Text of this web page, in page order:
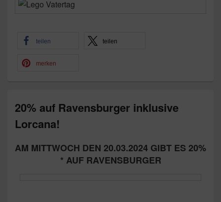
teilen teilen
merken
20% auf Ravensburger inklusive
Lorcana!
AM MITTWOCH DEN 20.03.2024 GIBT ES 20%
* AUF RAVENSBURGER